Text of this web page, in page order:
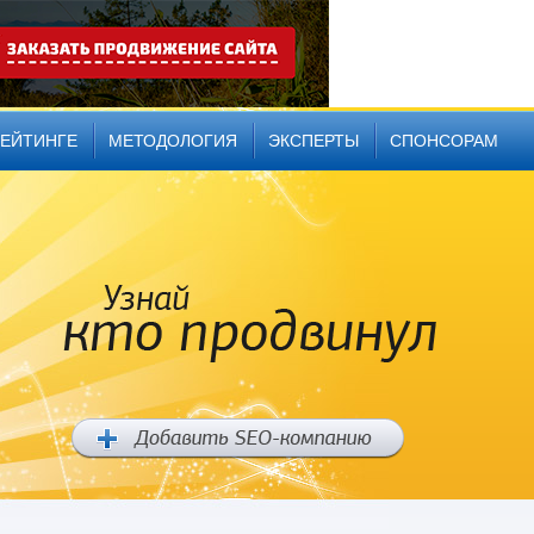
МЕТОДОЛОГИЯ ЭКСПЕРТЫ СПОНСОРАМ